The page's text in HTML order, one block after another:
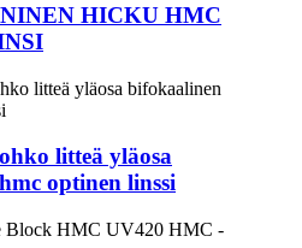
HICKU HMC
litteä yläosa
optinen linssi